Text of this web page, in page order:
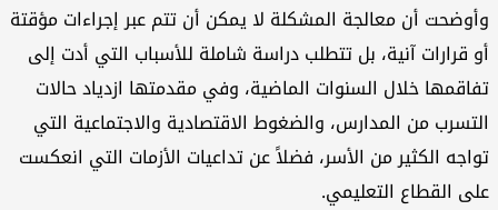
أن معالجة المشكلة لا يمكن أن تتم عبر إجراءات مؤقتة
قرارات آنية، بل تتطلب دراسة شاملة للأسباب التي أدت إلى
خلال السنوات الماضية، وفي مقدمتها ازدياد حالات
من المدارس، والضغوط الاقتصادية والاجتماعية التي
الكثير من الأسر، فضلاً عن تداعيات الأزمات التي انعكست
القطاع التعليمي.